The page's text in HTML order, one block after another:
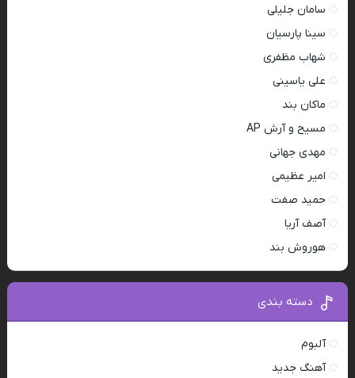
سامان جلیلی
سینا پارسیان
شهاب مظفری
علی یاسینی
ماکان بند
مسیح و آرش AP
مهدی جهانی
امیر عظیمی
حمید صفت
آصف آریا
هوروش بند
دسته بندی
آلبوم
آهنگ جدید